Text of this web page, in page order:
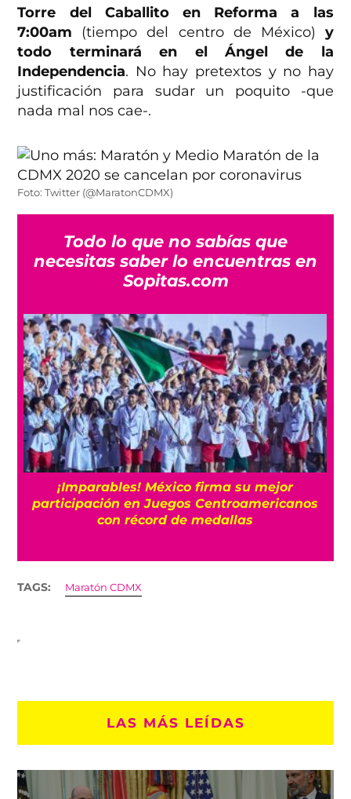
Torre del Caballito en Reforma a las
7:00am (tiempo del centro de México) y
todo terminará en el Ángel de la
Independencia. No hay pretextos y no hay
justificación para sudar un poquito -que
nada mal nos cae-.
Foto: Twitter (@MaratonCDMX)
Todo lo que no sabías que
necesitas saber lo encuentras en
Sopitas.com
¡Imparables! México firma su mejor
participación en Juegos Centroamericanos
con récord de medallas
TAGS: Maratón CDMX
LAS MÁS LEÍDAS